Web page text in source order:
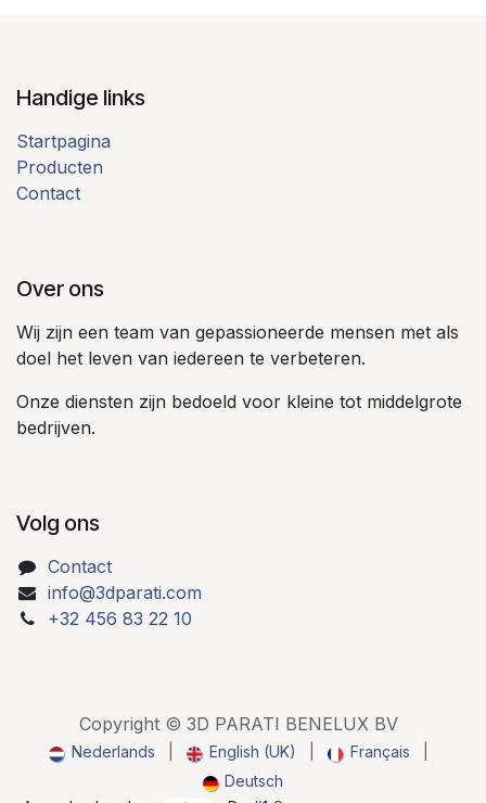
Handige links
Startpagina
Producten
Contact
Over ons
Wij zijn een team van gepassioneerde mensen met als
doel het leven van iedereen te verbeteren.
Onze diensten zijn bedoeld voor kleine tot middelgrote
bedrijven.
Volg ons
Contact
info@3dparati.com
+32 456 83 22 10
Copyright © 3D PARATI BENELUX BV
Nederlands English (UK) Français
Deutsch